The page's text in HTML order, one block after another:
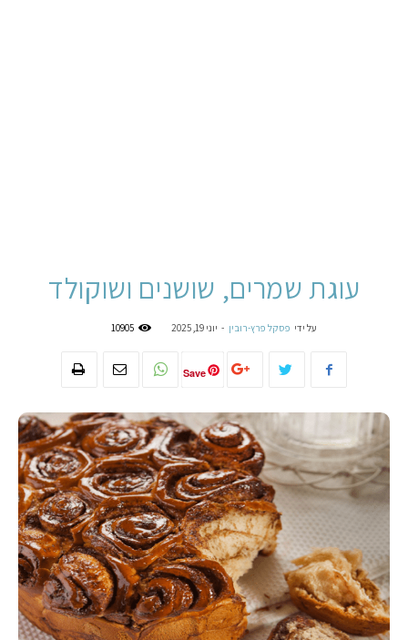
עוגת שמרים, שושנים ושוקולד
על ידי פסקל פרץ-רובין - יוני 19, 2025 10905
Save